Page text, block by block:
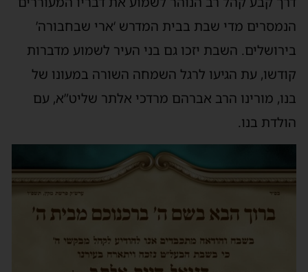
הנמסרים מדי שבת בבית המדרש ‘ארי שבחבורה’
בירושלים. השבת יזכו גם בני העיר לשמוע מדברות
קודשו, עת הגיעו לרגל השמחה השורה במעונו של
בנו, מורינו הרב אברהם מרדכי אלתר שליט”א, עם
הולדת בנו.